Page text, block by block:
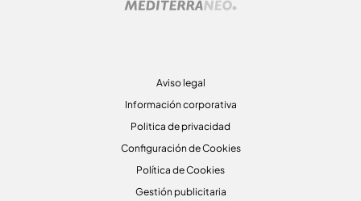
Aviso legal
Información corporativa
Politica de privacidad
Configuración de Cookies
Política de Cookies
Gestión publicitaria